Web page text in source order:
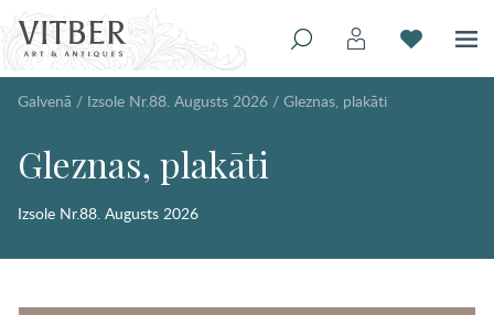
Galvenā / Izsole Nr.88. Augusts 2026 / Gleznas, plakāti
Gleznas, plakāti
Izsole Nr.88. Augusts 2026